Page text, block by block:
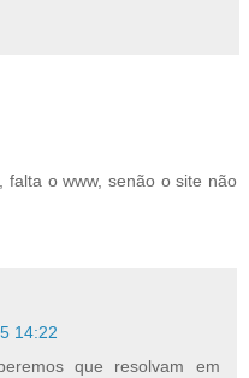
falta o www, senão o site não
14:22
que resolvam em